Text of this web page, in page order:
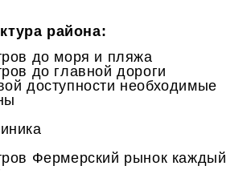
района:
до моря и пляжа
до главной дороги
доступности необходимые
Фермерский рынок каждый